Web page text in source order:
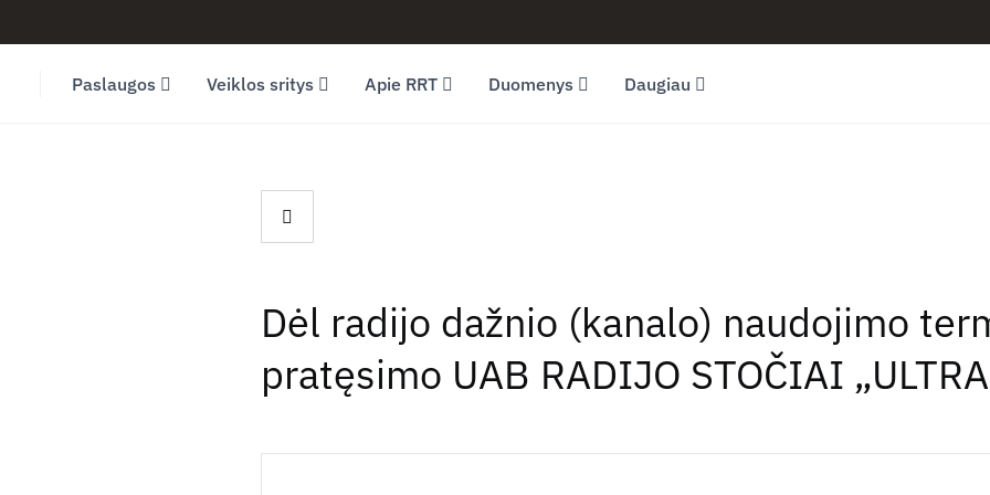
Paslaugos Veiklos sritys Apie RRT Duomenys Daugiau
Dėl radijo dažnio (kanalo) naudojimo
pratęsimo UAB RADIJO STOČIAI